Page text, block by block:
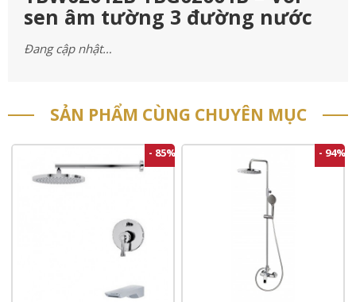
sen âm tường 3 đường nước
Đang cập nhật…
SẢN PHẨM CÙNG CHUYÊN MỤC
- 85% - 94%